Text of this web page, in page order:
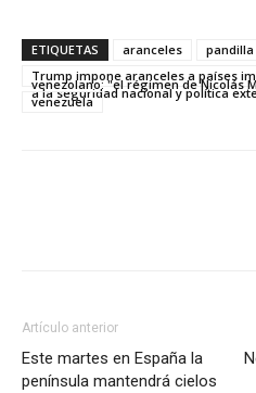
ETIQUETAS aranceles
Trump impone aranceles a países
venezolano: "el régimen de Nicolás
a la seguridad nacional y política
venezuela
Artículo anterior
Este martes en España la
península mantendrá cielos